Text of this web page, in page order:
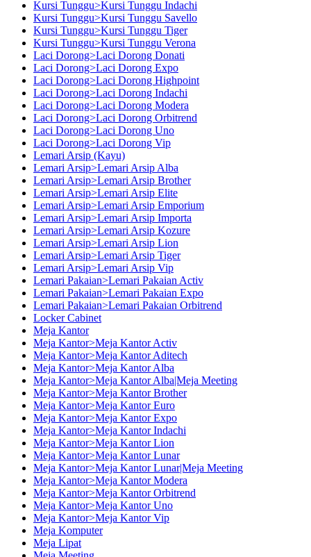
Kursi Tunggu>Kursi Tunggu Indachi
Kursi Tunggu>Kursi Tunggu Savello
Kursi Tunggu>Kursi Tunggu Tiger
Kursi Tunggu>Kursi Tunggu Verona
Laci Dorong>Laci Dorong Donati
Laci Dorong>Laci Dorong Expo
Laci Dorong>Laci Dorong Highpoint
Laci Dorong>Laci Dorong Indachi
Laci Dorong>Laci Dorong Modera
Laci Dorong>Laci Dorong Orbitrend
Laci Dorong>Laci Dorong Uno
Laci Dorong>Laci Dorong Vip
Lemari Arsip (Kayu)
Lemari Arsip>Lemari Arsip Alba
Lemari Arsip>Lemari Arsip Brother
Lemari Arsip>Lemari Arsip Elite
Lemari Arsip>Lemari Arsip Emporium
Lemari Arsip>Lemari Arsip Importa
Lemari Arsip>Lemari Arsip Kozure
Lemari Arsip>Lemari Arsip Lion
Lemari Arsip>Lemari Arsip Tiger
Lemari Arsip>Lemari Arsip Vip
Lemari Pakaian>Lemari Pakaian Activ
Lemari Pakaian>Lemari Pakaian Expo
Lemari Pakaian>Lemari Pakaian Orbitrend
Locker Cabinet
Meja Kantor
Meja Kantor>Meja Kantor Activ
Meja Kantor>Meja Kantor Aditech
Meja Kantor>Meja Kantor Alba
Meja Kantor>Meja Kantor Alba|Meja Meeting
Meja Kantor>Meja Kantor Brother
Meja Kantor>Meja Kantor Euro
Meja Kantor>Meja Kantor Expo
Meja Kantor>Meja Kantor Indachi
Meja Kantor>Meja Kantor Lion
Meja Kantor>Meja Kantor Lunar
Meja Kantor>Meja Kantor Lunar|Meja Meeting
Meja Kantor>Meja Kantor Modera
Meja Kantor>Meja Kantor Orbitrend
Meja Kantor>Meja Kantor Uno
Meja Kantor>Meja Kantor Vip
Meja Komputer
Meja Lipat